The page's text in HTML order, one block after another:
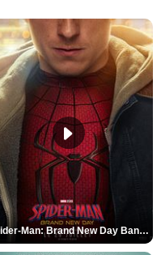
Spider-Man: Brand New Day Bande-annonce VO STFR